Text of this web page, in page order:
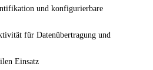
und konfigurierbare
für Datenübertragung und
Einsatz